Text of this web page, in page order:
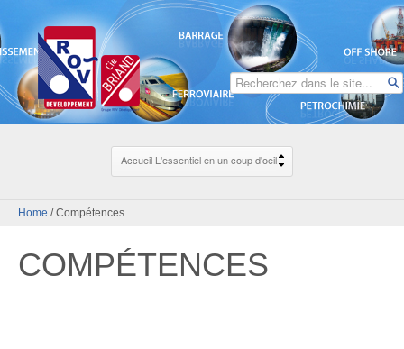
Home /Compétences
COMPÉTENCES